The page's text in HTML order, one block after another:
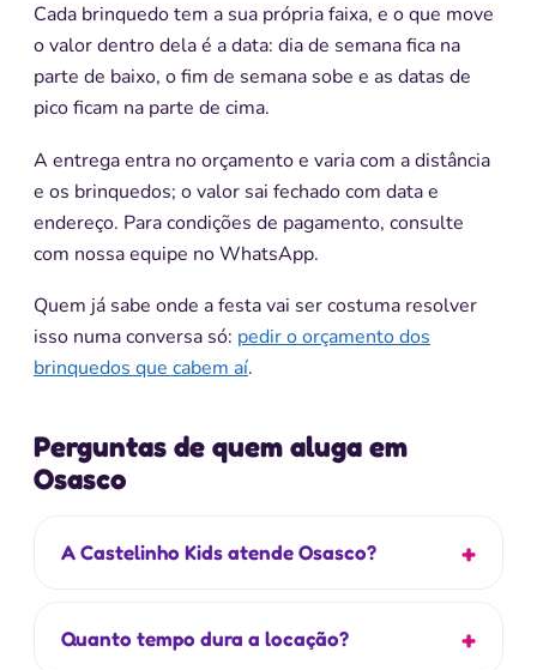
Cada brinquedo tem a sua própria faixa, e o que move
o valor dentro dela é a data: dia de semana fica na
parte de baixo, o fim de semana sobe e as datas de
pico ficam na parte de cima.
A entrega entra no orçamento e varia com a distância
e os brinquedos; o valor sai fechado com data e
endereço. Para condições de pagamento, consulte
com nossa equipe no WhatsApp.
Quem já sabe onde a festa vai ser costuma resolver
isso numa conversa só: pedir o orçamento dos
brinquedos que cabem aí.
Perguntas de quem aluga em
Osasco
A Castelinho Kids atende Osasco?
Quanto tempo dura a locação?